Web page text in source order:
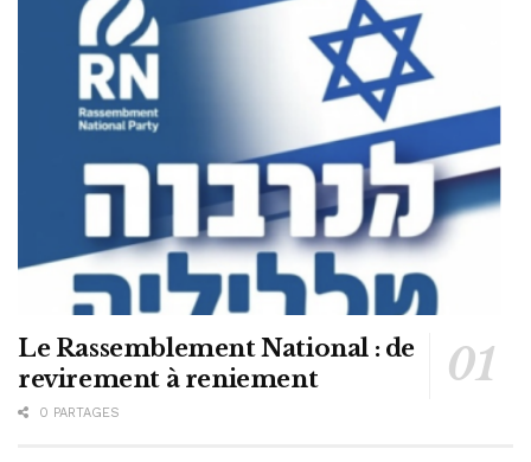
Le Rassemblement National : de
revirement à reniement
0 PARTAGES